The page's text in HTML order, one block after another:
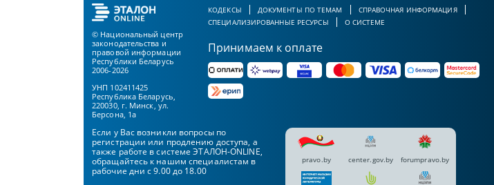
© Национальный центр
законодательства и
правовой информации
Республики Беларусь
2006-2026
УНП 102411425
Республика Беларусь,
220030, г. Минск, ул.
Берсона, 1а
КОДЕКСЫ ДОКУМЕНТЫ ПО ТЕМАМ
СПРАВОЧНАЯ ИНФОРМАЦИЯ
СПЕЦИАЛИЗИРОВАННЫЕ РЕСУРСЫ
О СИСТЕМЕ
Принимаем к оплате
Если у Вас возникли вопросы по
регистрации или продлению доступа, а
также работе в системе ЭТАЛОН-ONLINE,
обращайтесь к нашим специалистам в
рабочие дни с 9.00 до 18.00
pravo.by center.gov.by forumpravo.by